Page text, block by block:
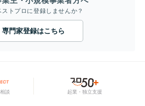
ストプロに登録しませんか？
専門家登録はこちら
談 起業・独立支援